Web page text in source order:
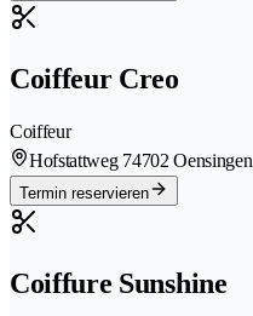
Coiffeur Creo
Coiffeur
Hofstattweg 74702 Oensingen
Termin reservieren
Coiffure Sunshine